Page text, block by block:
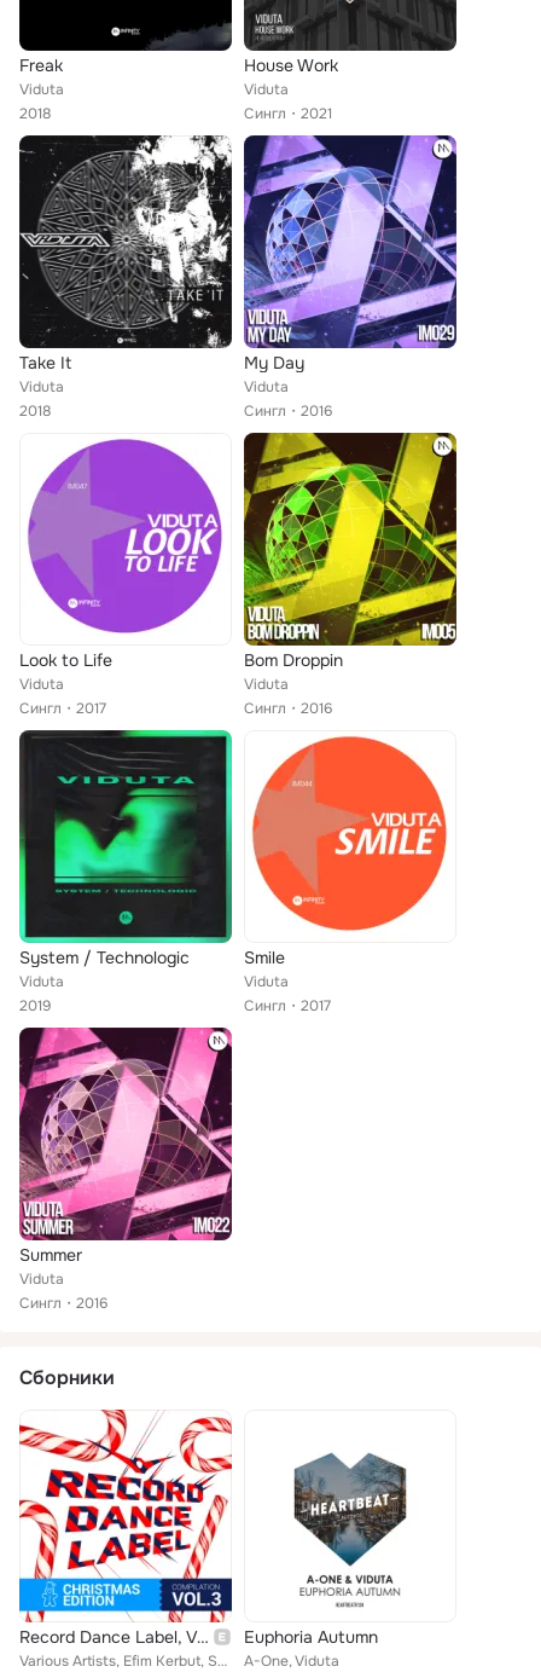
Freak
Viduta
2018
House Work
Viduta
Сингл
2021
Take It
Viduta
2018
My Day
Viduta
Сингл
2016
Look to Life
Viduta
Сингл
2017
Bom Droppin
Viduta
Сингл
2016
System / Technologic
Viduta
2019
Smile
Viduta
Сингл
2017
Summer
Viduta
Сингл
2016
Сборники
Record Dance Label, Vol. 3 (Christmas Edition)
Various Artists, Efim Kerbut, Shoosto, The Mankeys, Slider & Magnit, Жан & Rimsky, DJ M.E.G., Jean Beatz, DJ Feel, Matisse & Sad...
Euphoria Autumn
A-One, Viduta